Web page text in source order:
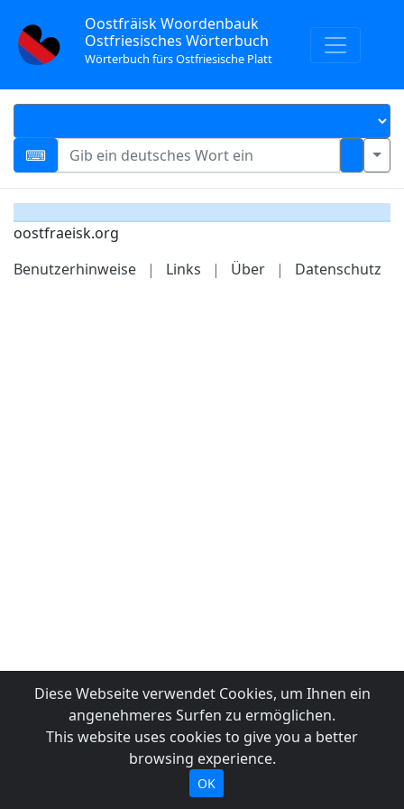
Oostfräisk Woordenbauk
Ostfriesisches Wörterbuch
Wörterbuch fürs Ostfriesische Platt
oostfraeisk.org
Benutzerhinweise
| Links | Über | Datenschutz
Diese Webseite verwendet Cookies, um Ihnen ein
angenehmeres Surfen zu ermöglichen.
This website uses cookies to give you a better
browsing experience.
OK